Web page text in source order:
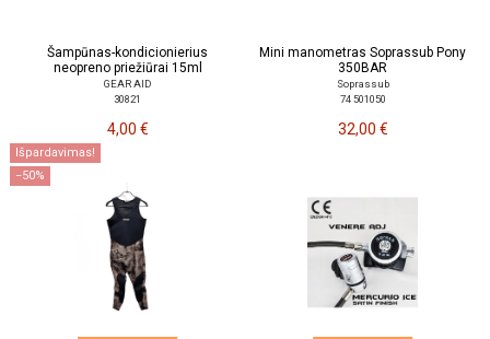
Šampūnas-kondicionierius
neopreno priežiūrai 15ml
GEAR AID
30821
4,00 €
Mini manometras Soprassub Pony
350BAR
Soprassub
74 501050
32,00 €
Išpardavimas!
−50%